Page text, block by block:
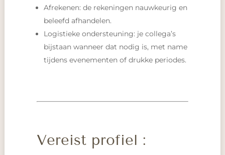
Afrekenen: de rekeningen nauwkeurig en
beleefd afhandelen.
Logistieke ondersteuning: je collega’s
bijstaan wanneer dat nodig is, met name
tijdens evenementen of drukke periodes.
Vereist profiel :